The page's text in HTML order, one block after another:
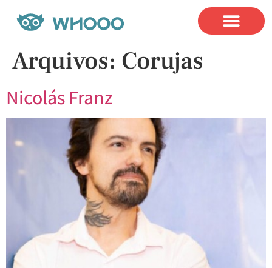
Arquivos: Corujas
Nicolás Franz